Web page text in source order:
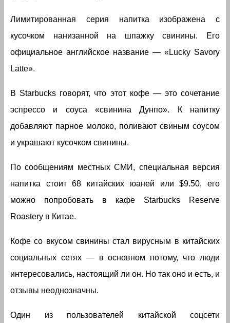
Лимитированная серия напитка изображена с
кусочком нанизанной на шпажку свинины. Его
официальное английское название — «Lucky Savory
Latte».
В Starbucks говорят, что этот кофе — это сочетание
эспрессо и соуса «свинина Дунпо». К напитку
добавляют парное молоко, поливают свиным соусом
и украшают кусочком свинины.
По сообщениям местных СМИ, специальная версия
напитка стоит 68 китайских юаней или $9.50, его
можно попробовать в кафе Starbucks Reserve
Roastery в Китае.
Кофе со вкусом свинины стал вирусным в китайских
социальных сетях — в основном потому, что люди
интересовались, настоящий ли он. Но так оно и есть, и
отзывы неоднозначны.
Один из пользователей китайской соцсети